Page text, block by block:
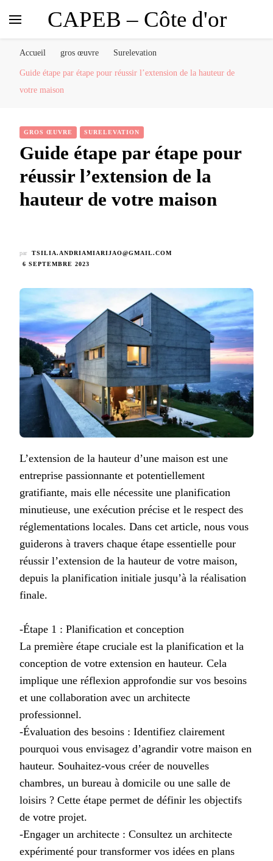
CAPEB – Côte d'or
Accueil gros œuvre Surelevation
Guide étape par étape pour réussir l’extension de la hauteur de
votre maison
GROS ŒUVRE SURELEVATION
Guide étape par étape pour
réussir l’extension de la
hauteur de votre maison
par
TSILIA.ANDRIAMIARIJAO@GMAIL.COM
6 SEPTEMBRE 2023
L’extension de la hauteur d’une maison est une
entreprise passionnante et potentiellement
gratifiante, mais elle nécessite une planification
minutieuse, une exécution précise et le respect des
réglementations locales. Dans cet article, nous vous
guiderons à travers chaque étape essentielle pour
réussir l’extension de la hauteur de votre maison,
depuis la planification initiale jusqu’à la réalisation
finale.
-Étape 1 : Planification et conception
La première étape cruciale est la planification et la
conception de votre extension en hauteur. Cela
implique une réflexion approfondie sur vos besoins
et une collaboration avec un architecte
professionnel.
-Évaluation des besoins : Identifiez clairement
pourquoi vous envisagez d’agrandir votre maison en
hauteur. Souhaitez-vous créer de nouvelles
chambres, un bureau à domicile ou une salle de
loisirs ? Cette étape permet de définir les objectifs
de votre projet.
-Engager un architecte : Consultez un architecte
expérimenté pour transformer vos idées en plans